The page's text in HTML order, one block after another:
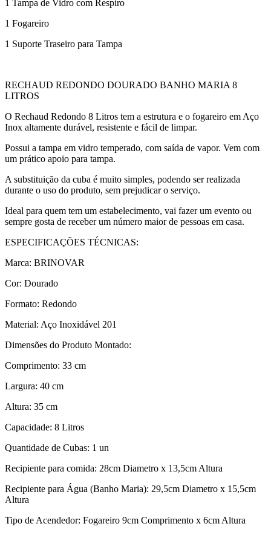
1 Tampa de Vidro com Respiro
1 Fogareiro
1 Suporte Traseiro para Tampa
RECHAUD REDONDO DOURADO BANHO MARIA 8
LITROS
O Rechaud Redondo 8 Litros tem a estrutura e o fogareiro em Aço
Inox altamente durável, resistente e fácil de limpar.
Possui a tampa em vidro temperado, com saída de vapor. Vem com
um prático apoio para tampa.
A substituição da cuba é muito simples, podendo ser realizada
durante o uso do produto, sem prejudicar o serviço.
Ideal para quem tem um estabelecimento, vai fazer um evento ou
sempre gosta de receber um número maior de pessoas em casa.
ESPECIFICAÇÕES TÉCNICAS:
Marca: BRINOVAR
Cor: Dourado
Formato: Redondo
Material: Aço Inoxidável 201
Dimensões do Produto Montado:
Comprimento: 33 cm
Largura: 40 cm
Altura: 35 cm
Capacidade: 8 Litros
Quantidade de Cubas: 1 un
Recipiente para comida: 28cm Diametro x 13,5cm Altura
Recipiente para Água (Banho Maria): 29,5cm Diametro x 15,5cm
Altura
Tipo de Acendedor: Fogareiro 9cm Comprimento x 6cm Altura